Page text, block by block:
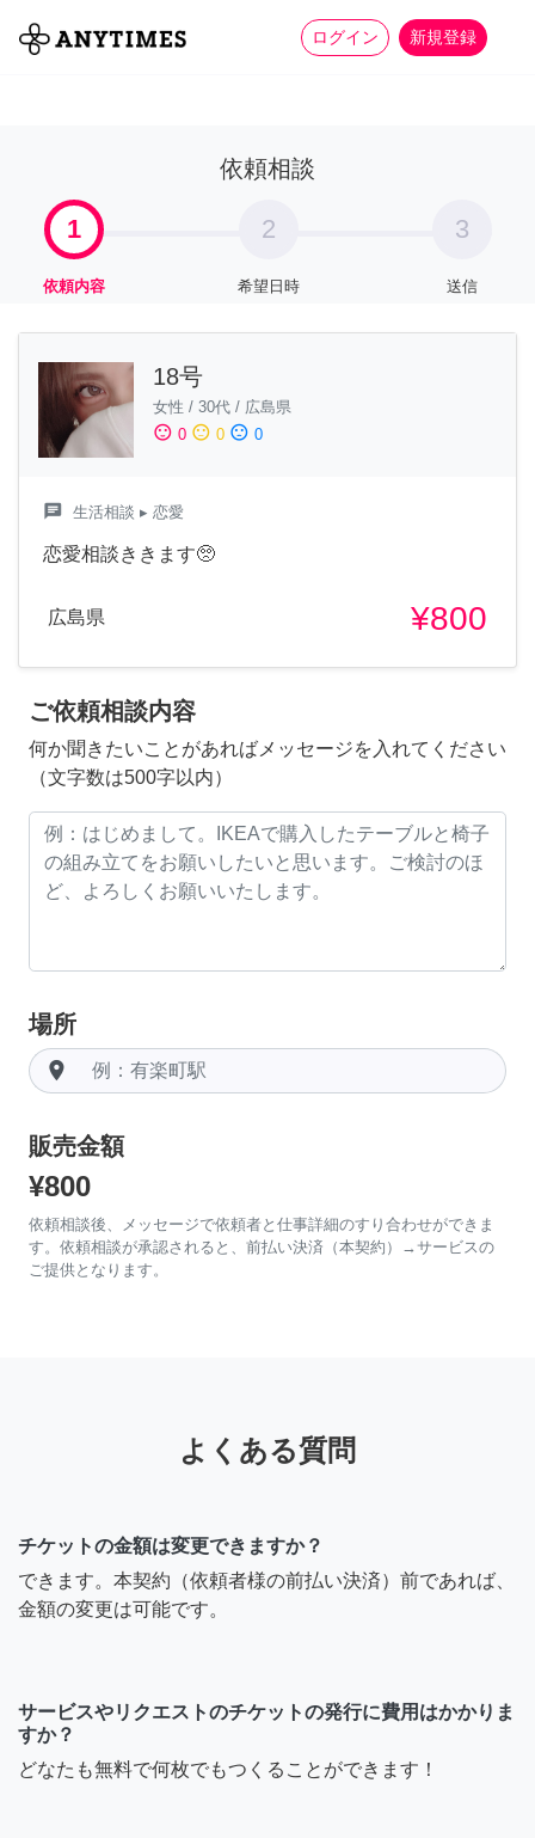
ログイン 新規登録
全て 家事 more_horiz
依頼相談
1
依頼内容
2
希望日時
3
送信
18号
女性 / 30代 / 広島県
sentiment_satisfied 0 sentiment_neutral 0 sentiment_dissatisfied 0
chat 生活相談 ▸ 恋愛
恋愛相談ききます🥺
広島県 ¥800
ご依頼相談内容
何か聞きたいことがあればメッセージを入れてください
（文字数は500字以内）
場所
room
販売金額
¥800
依頼相談後、メッセージで依頼者と仕事詳細のすり合わせができま
す。依頼相談が承認されると、前払い決済（本契約）→サービスの
ご提供となります。
よくある質問
チケットの金額は変更できますか？
できます。本契約（依頼者様の前払い決済）前であれば、
金額の変更は可能です。
サービスやリクエストのチケットの発行に費用はかかりま
すか？
どなたも無料で何枚でもつくることができます！